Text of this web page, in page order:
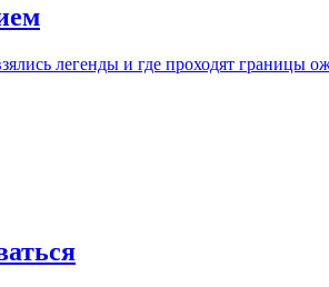
легенды и где проходят границы